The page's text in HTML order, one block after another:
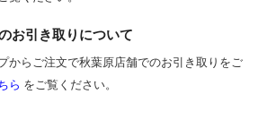
お引き取りについて
からご注文で秋葉原店舗でのお引き取りをご
ら をご覧ください。